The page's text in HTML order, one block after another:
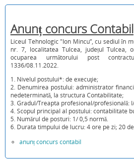
Anunț concurs Contabil
Liceul Tehnologic "Ion Mincu”, cu sediul în
nr. 7, localitatea Tulcea, județul Tulcea,
ocuparea următorului post
1336/08.11.2022.
1. Nivelul postului*: de execuţie;
2. Denumirea postului: administrator
nedeterminată, la structura Contabilitate;
3. Gradul/Treapta profesional/profesională:
4. Scopul principal al postului: contabilitate
5. Numărul de posturi: 1/ 0,5 normă.
6. Durata timpului de lucru: 4 ore pe zi; 20 de
anunț concurs contabil